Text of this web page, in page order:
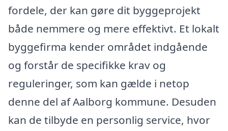
fordele, der kan gøre dit byggeprojekt
både nemmere og mere effektivt. Et lokalt
byggefirma kender området indgående
og forstår de specifikke krav og
reguleringer, som kan gælde i netop
denne del af Aalborg kommune. Desuden
kan de tilbyde en personlig service, hvor